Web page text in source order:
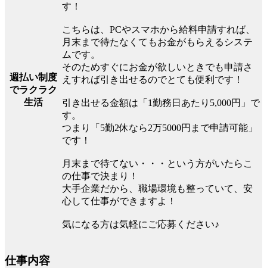
週払い制度
でラクラク
生活
す！
こちらは、PCやスマホから給料申請すれば、
月末まで待たなくてもお金がもらえるシステ
ムです。
そのためすぐにお金が欲しいときでも申請さ
えすれば引き出せるのでとても便利です！
引き出せる金額は「1勤務日あたり5,000円」で
す。
つまり「5勤2休なら2万5000円まで申請可能」
です！
月末まで待てない・・・という方がいたらこ
の仕事で決まり！
大手企業だから、職場環境も整っていて、安
心して仕事ができますよ！
気になる方は気軽にご応募ください♪
仕事内容